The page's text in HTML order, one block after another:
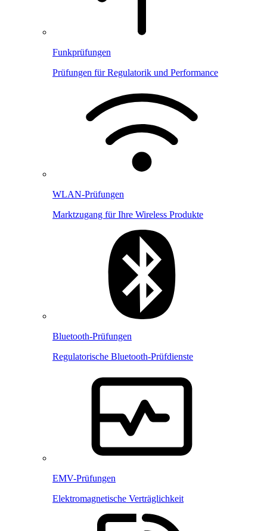
Funkprüfungen
Prüfungen für Regulatorik und Performance
WLAN-Prüfungen
Marktzugang für Ihre Wireless Produkte
Bluetooth-Prüfungen
Regulatorische Bluetooth-Prüfdienste
EMV-Prüfungen
Elektromagnetische Verträglichkeit